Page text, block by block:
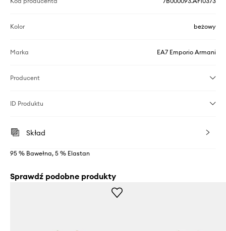
Kolor beżowy
Marka EA7 Emporio Armani
Producent
ID Produktu
Skład
95 % Bawełna, 5 % Elastan
Sprawdź podobne produkty